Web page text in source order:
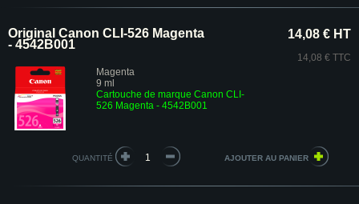
Original Canon CLI-526 Magenta
- 4542B001
Magenta
9 ml
Cartouche de marque Canon CLI-
526 Magenta - 4542B001
14,08 € HT
14,08 € TTC
QUANTITÉ